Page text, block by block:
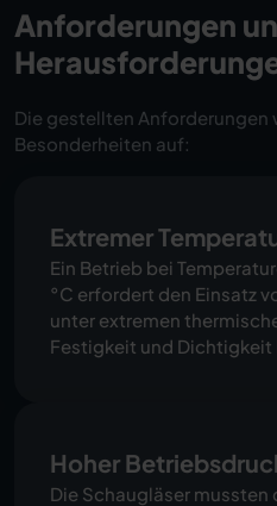
Anforderungen
Die gestellten Anforderungen
Besonderheiten auf:
Extremer
Ein Betrieb bei
°C erfordert den Einsatz
unter extremen
Festigkeit und Dichtigkeit
Hoher
Die Schaugläser